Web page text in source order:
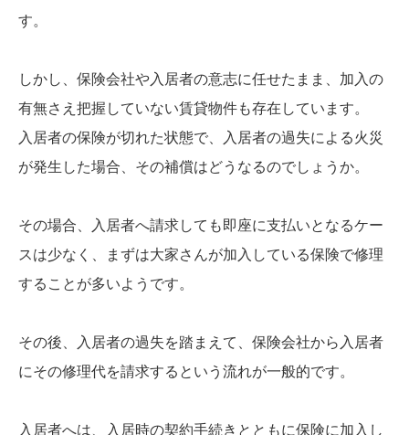
す。
しかし、保険会社や入居者の意志に任せたまま、加入の
有無さえ把握していない賃貸物件も存在しています。
入居者の保険が切れた状態で、入居者の過失による火災
が発生した場合、その補償はどうなるのでしょうか。
その場合、入居者へ請求しても即座に支払いとなるケー
スは少なく、まずは大家さんが加入している保険で修理
することが多いようです。
その後、入居者の過失を踏まえて、保険会社から入居者
にその修理代を請求するという流れが一般的です。
入居者へは、入居時の契約手続きとともに保険に加入し